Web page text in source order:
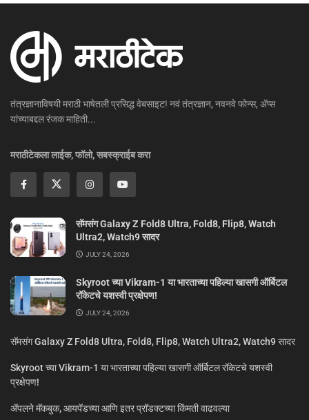
तंत्रज्ञानाविषयी मराठी भाषेतली प्रसिद्ध वेबसाइट! नवं तंत्रज्ञान, नवनवे फोन्स, ॲप्स
यांच्याबद्दल रंजक माहिती...
मराठीटेकला लाईक, फॉलो, सबस्क्राईब करा
सॅमसंग Galaxy Z Fold8 Ultra, Fold8, Flip8, Watch
Ultra2, Watch9 सादर
JULY 24, 2026
Skyroot च्या Vikram-1 या भारताच्या पहिल्या खासगी ऑर्बिटल
रॉकेटचे यशस्वी प्रक्षेपण!
JULY 24, 2026
सॅमसंग Galaxy Z Fold8 Ultra, Fold8, Flip8, Watch Ultra2, Watch9 सादर
Skyroot च्या Vikram-1 या भारताच्या पहिल्या खासगी ऑर्बिटल रॉकेटचे यशस्वी
प्रक्षेपण!
ॲपलने मॅकबुक, आयपॅडच्या आणि इतर प्रॉडक्टच्या किंमती वाढवल्या